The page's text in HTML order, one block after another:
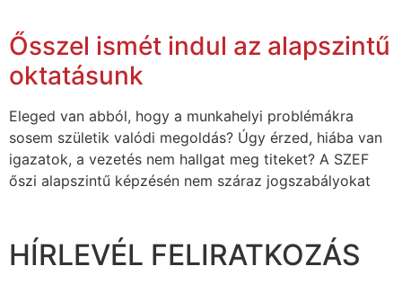
Ősszel ismét indul az alapszintű
oktatásunk
Eleged van abból, hogy a munkahelyi problémákra
sosem születik valódi megoldás? Úgy érzed, hiába van
igazatok, a vezetés nem hallgat meg titeket? A SZEF
őszi alapszintű képzésén nem száraz jogszabályokat
HÍRLEVÉL FELIRATKOZÁS